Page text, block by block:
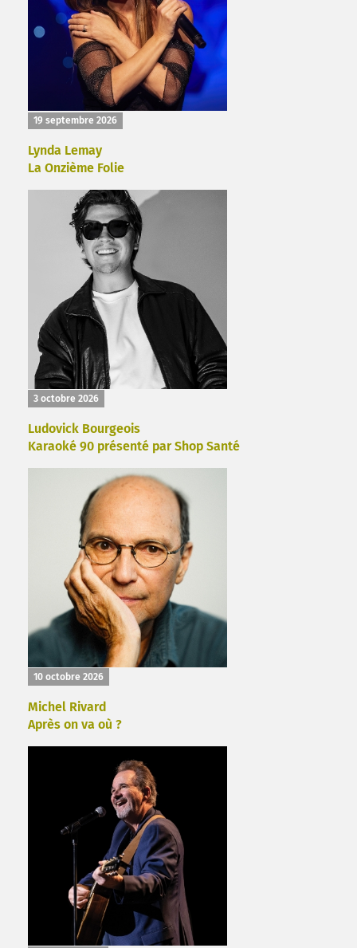
19 septembre 2026
Lynda Lemay
La Onzième Folie
3 octobre 2026
Ludovick Bourgeois
Karaoké 90 présenté par Shop Santé
10 octobre 2026
Michel Rivard
Après on va où ?